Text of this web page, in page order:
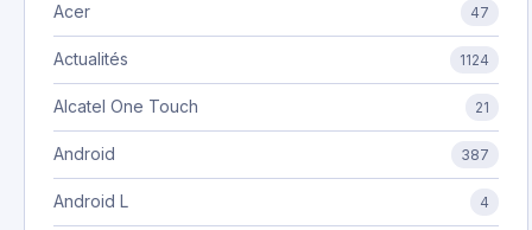
Acer 47
Actualités 1124
Alcatel One Touch 21
Android 387
Android L 4